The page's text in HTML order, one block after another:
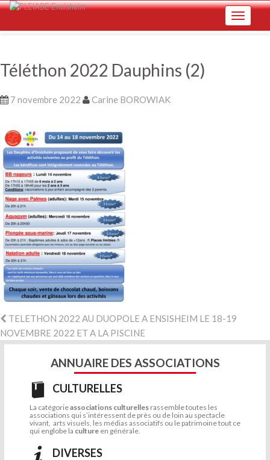
Skip
Toggle
Téléthon 2022 Dauphins (2)
7 novembre 2022 Carine BOROWIAK
TELETHON 2022 AU DUOPOLE A ENSISHEIM LE 18-19
NOVEMBRE 2022 ET A LA PISCINE
ANNUAIRE DES ASSOCIATIONS
CULTURELLES
La catégorieassociations culturelles rassemble toutes les
associations qui s’intéressent de près ou de loin au spectacle
vivant, arts visuels, les médias associatifs ou le patrimoine tout ce
qui englobe la culture en générale.
DIVERSES